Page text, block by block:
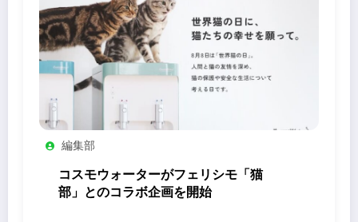
編集部
コスモウォーターがフェリシモ「猫
部」とのコラボ企画を開始